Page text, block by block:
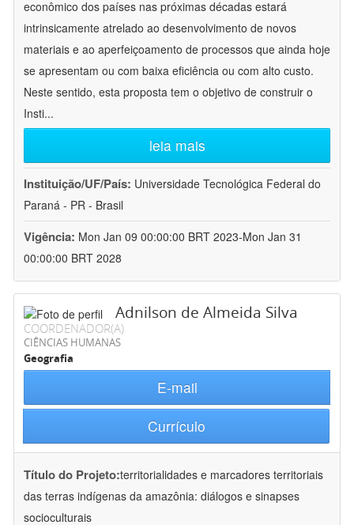
econômico dos países nas próximas décadas estará
intrinsicamente atrelado ao desenvolvimento de novos
materiais e ao aperfeiçoamento de processos que ainda hoje
se apresentam ou com baixa eficiência ou com alto custo.
Neste sentido, esta proposta tem o objetivo de construir o
Insti...
leia mais
Instituição/UF/País: Universidade Tecnológica Federal do
Paraná - PR - Brasil
Vigência: Mon Jan 09 00:00:00 BRT 2023-Mon Jan 31
00:00:00 BRT 2028
Adnilson de Almeida Silva
COORDENADOR(A)
CIÊNCIAS HUMANAS
Geografia
E-mail
Currículo
Título do Projeto:territorialidades e marcadores territoriais
das terras indígenas da amazônia: diálogos e sinapses
socioculturais